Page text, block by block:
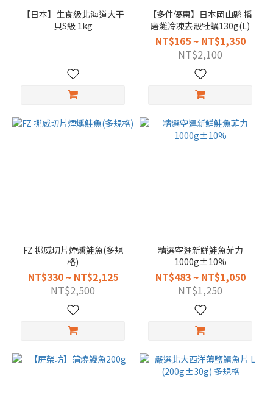
【日本】生食級北海道大干
貝S級 1kg
【多件優惠】日本岡山縣 播
磨灘冷凍去殼牡蠣130g(L)
NT$165 ~ NT$1,350
NT$2,100
FZ 挪威切片煙燻鮭魚(多規
格)
NT$330 ~ NT$2,125
NT$2,500
精選空運新鮮鮭魚菲力
1000g±10%
NT$483 ~ NT$1,050
NT$1,250